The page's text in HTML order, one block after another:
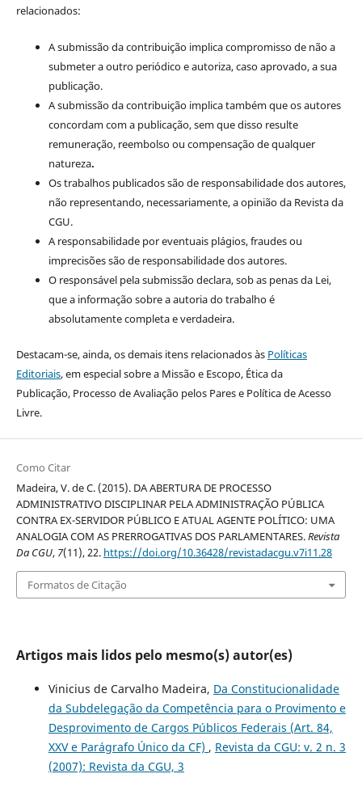
relacionados:
A submissão da contribuição implica compromisso de não a
submeter a outro periódico e autoriza, caso aprovado, a sua
publicação.
A submissão da contribuição implica também que os autores
concordam com a publicação, sem que disso resulte
remuneração, reembolso ou compensação de qualquer
natureza.
Os trabalhos publicados são de responsabilidade dos autores,
não representando, necessariamente, a opinião da Revista da
CGU.
A responsabilidade por eventuais plágios, fraudes ou
imprecisões são de responsabilidade dos autores.
O responsável pela submissão declara, sob as penas da Lei,
que a informação sobre a autoria do trabalho é
absolutamente completa e verdadeira.
Destacam-se, ainda, os demais itens relacionados às Políticas
Editoriais, em especial sobre a Missão e Escopo, Ética da
Publicação, Processo de Avaliação pelos Pares e Política de Acesso
Livre.
Como Citar
Madeira, V. de C. (2015). DA ABERTURA DE PROCESSO
ADMINISTRATIVO DISCIPLINAR PELA ADMINISTRAÇÃO PÚBLICA
CONTRA EX-SERVIDOR PÚBLICO E ATUAL AGENTE POLÍTICO: UMA
ANALOGIA COM AS PRERROGATIVAS DOS PARLAMENTARES.Revista
Da CGU, 7(11), 22. https://doi.org/10.36428/revistadacgu.v7i11.28
Formatos de Citação
Artigos mais lidos pelo mesmo(s) autor(es)
Vinicius de Carvalho Madeira, Da Constitucionalidade
da Subdelegação da Competência para o Provimento e
Desprovimento de Cargos Públicos Federais (Art. 84,
XXV e Parágrafo Único da CF) , Revista da CGU: v. 2 n. 3
(2007): Revista da CGU, 3